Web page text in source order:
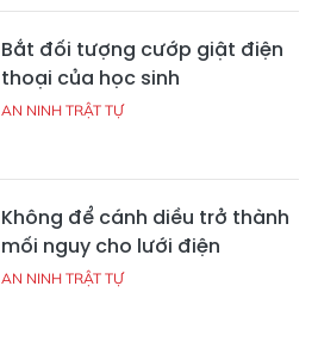
Bắt đối tượng cướp giật điện
thoại của học sinh
AN NINH TRẬT TỰ
Không để cánh diều trở thành
mối nguy cho lưới điện
AN NINH TRẬT TỰ